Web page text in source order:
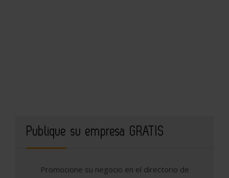
Publique su empresa GRATIS
Promocione su negocio en el directorio de